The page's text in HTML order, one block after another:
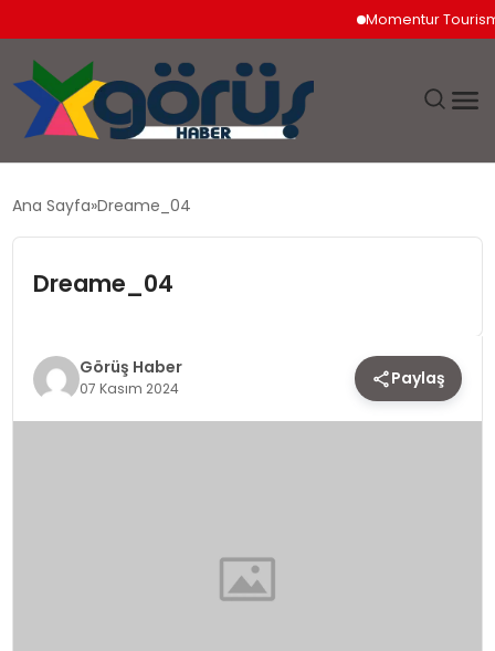
Momentur Tourism &
MAGAZIN
SAĞLIK
Ana Sayfa Dreame_04
Dreame_04
Görüş Haber
07 Kasım 2024 Paylaş